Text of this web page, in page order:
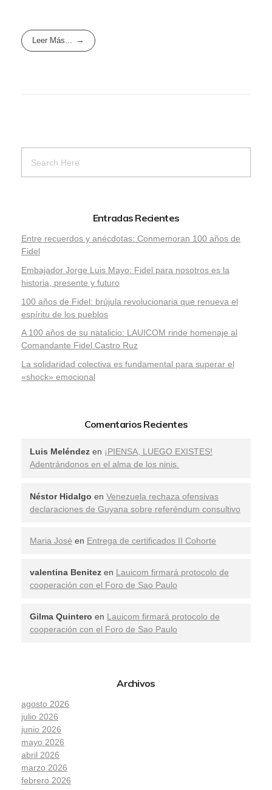
Leer Más...
Entradas Recientes
Entre recuerdos y anécdotas: Conmemoran 100 años de
Fidel
Embajador Jorge Luis Mayo: Fidel para nosotros es la
historia, presente y futuro
100 años de Fidel: brújula revolucionaria que renueva el
espíritu de los pueblos
A 100 años de su natalicio: LAUICOM rinde homenaje al
Comandante Fidel Castro Ruz
La solidaridad colectiva es fundamental para superar el
«shock» emocional
Comentarios Recientes
Luis Meléndez en ¡PIENSA, LUEGO EXISTES!
Adentrándonos en el alma de los ninis.
Néstor Hidalgo en Venezuela rechaza ofensivas
declaraciones de Guyana sobre referéndum consultivo
Maria José en Entrega de certificados II Cohorte
valentina Benitez en Lauicom firmará protocolo de
cooperación con el Foro de Sao Paulo
Gilma Quintero en Lauicom firmará protocolo de
cooperación con el Foro de Sao Paulo
Archivos
agosto 2026
julio 2026
junio 2026
mayo 2026
abril 2026
marzo 2026
febrero 2026